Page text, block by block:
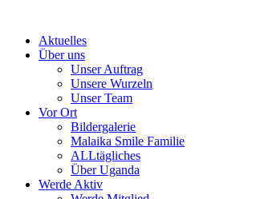
contentAktuelles
Über uns
Unser Auftrag
Unsere Wurzeln
Unser Team
Vor Ort
Bildergalerie
Malaika Smile Familie
ALLtägliches
Über Uganda
Werde Aktiv